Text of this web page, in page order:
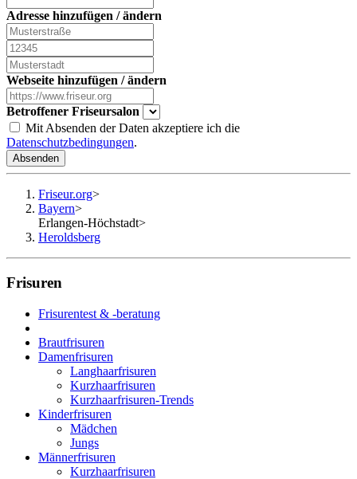
Adresse hinzufügen / ändern
Webseite hinzufügen / ändern
Betroffener Friseursalon
Mit Absenden der Daten akzeptiere ich die
Datenschutzbedingungen.
Absenden
Friseur.org>
Bayern>
Erlangen-Höchstadt>
Heroldsberg
Frisuren
Frisurentest & -beratung
Brautfrisuren
Damenfrisuren
Langhaarfrisuren
Kurzhaarfrisuren
Kurzhaarfrisuren-Trends
Kinderfrisuren
Mädchen
Jungs
Männerfrisuren
Kurzhaarfrisuren